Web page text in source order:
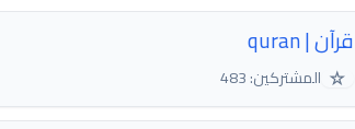
قرآن | quran
☆ المشتركين: 483